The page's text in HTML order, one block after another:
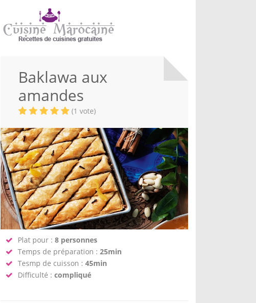
Baklawa aux
amandes
(1 vote)
Plat pour : 8 personnes
Temps de préparation : 25min
Tesmp de cuisson : 45min
Difficulté : compliqué